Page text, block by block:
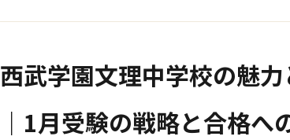
西武学園文理中学校の魅
｜1月受験の戦略と合格へ